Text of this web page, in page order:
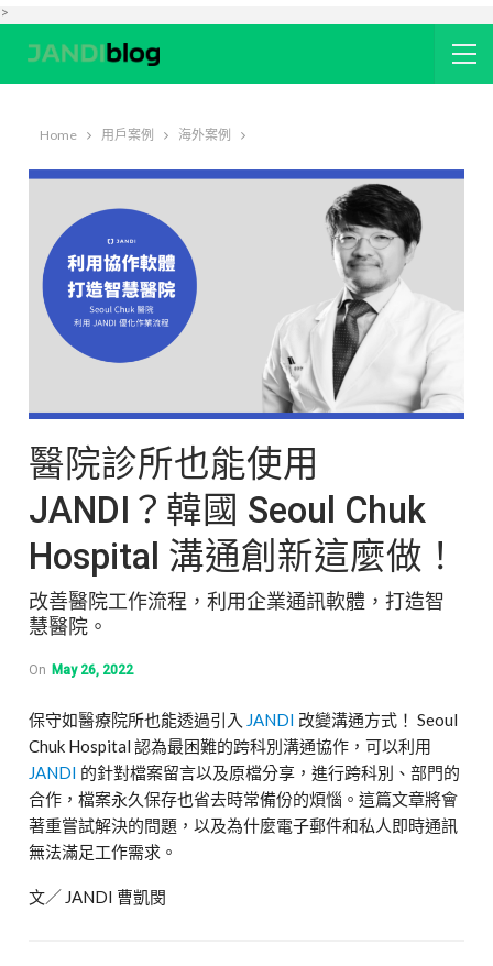
>
Home 用戶案例 海外案例
醫院診所也能使用
JANDI？韓國 Seoul Chuk
Hospital 溝通創新這麼做！
改善醫院工作流程，利用企業通訊軟體，打造智
慧醫院。
On May 26, 2022
保守如醫療院所也能透過引入 JANDI 改變溝通方式！ Seoul
Chuk Hospital 認為最困難的跨科別溝通協作，可以利用
JANDI 的針對檔案留言以及原檔分享，進行跨科別、部門的
合作，檔案永久保存也省去時常備份的煩惱。這篇文章將會
著重嘗試解決的問題，以及為什麼電子郵件和私人即時通訊
無法滿足工作需求。
文／ JANDI 曹凱閔